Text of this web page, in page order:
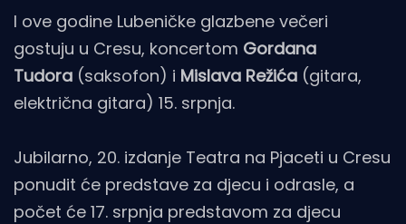
I ove godine Lubeničke glazbene večeri
gostuju u Cresu, koncertom Gordana
Tudora (saksofon) i Mislava Režića (gitara,
električna gitara) 15. srpnja.
Jubilarno, 20. izdanje Teatra na Pjaceti u Cresu
ponudit će predstave za djecu i odrasle, a
počet će 17. srpnja predstavom za djecu